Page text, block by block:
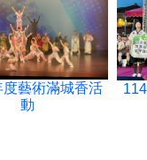
度藝術滿城香活
動